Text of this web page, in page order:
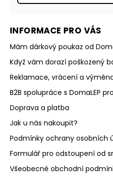
INFORMACE PRO VÁS
Mám dárkový poukaz od
Když vám dorazí poškozený
Reklamace, vrácení a
B2B spolupráce s DomaLEP
Doprava a platba
Jak u nás nakoupit?
Podmínky ochrany osobních
Formulář pro odstoupení od
Všeobecné obchodní